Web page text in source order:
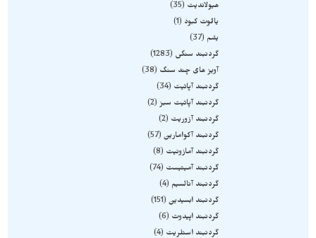
هیولاندیت
35
یاقوت کبود
1
یشم
37
گردنبند سنگی
1283
آویز های چند سنگ
38
گردنبند آپاتیت
34
گردنبند آپاتیت سبز 2
گردنبند آزوریت
2
گردنبند آکوامارین 57
گردنبند آمازونیت
8
گردنبند آمیتیست
74
گردنبند آنالسیم
4
گردنبند ابسیدین 151
گردنبند اپیدوت
6
گردنبند استلریت
4